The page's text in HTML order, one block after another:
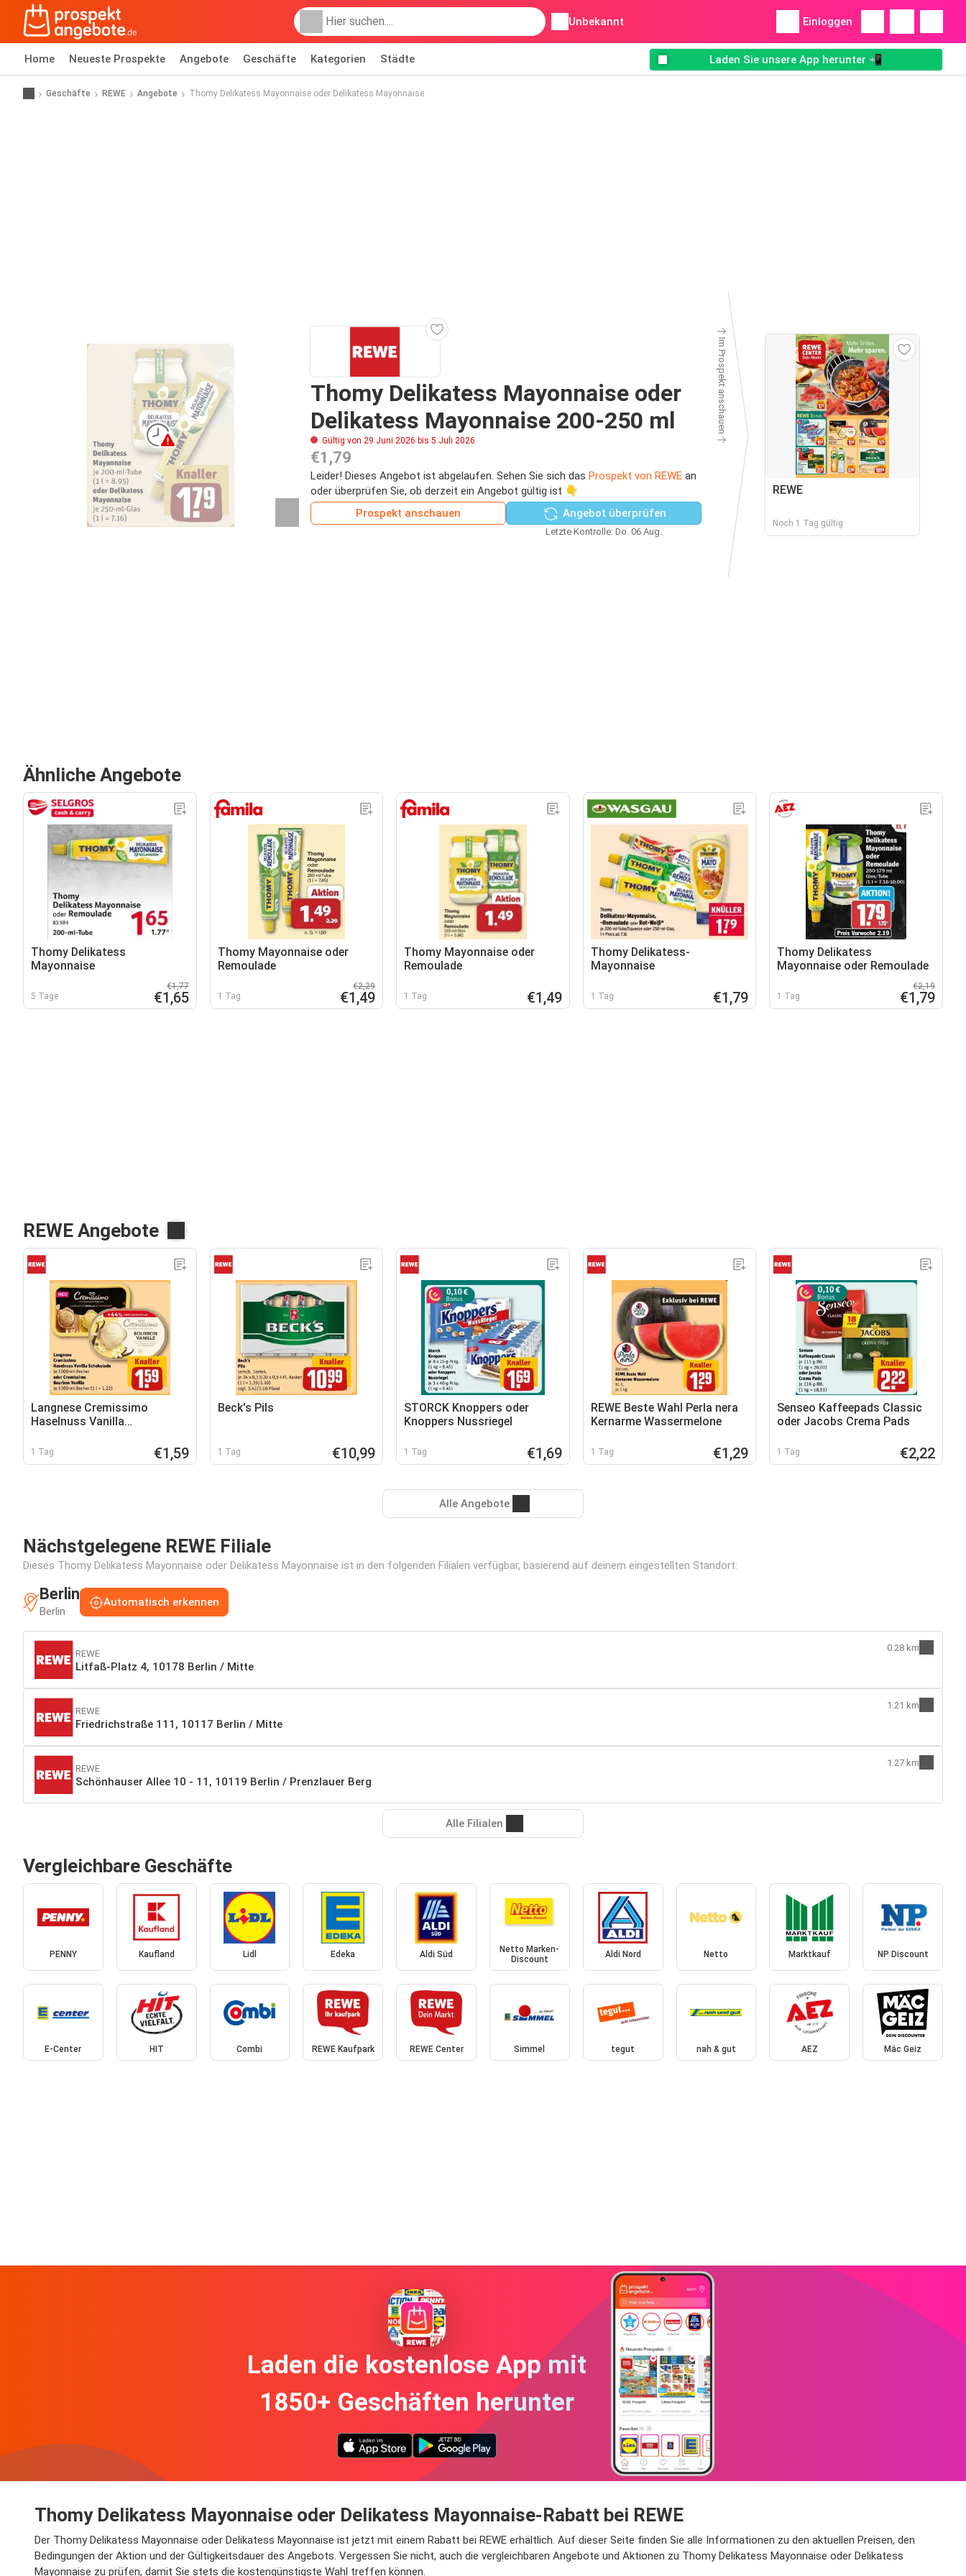
Unbekannt Einloggen
Home Neueste Prospekte Angebote Geschäfte Kategorien Städte Laden Sie unsere App herunter 📲
Geschäfte REWE Angebote Thomy Delikatess Mayonnaise oder Delikatess Mayonnaise
Thomy Delikatess Mayonnaise oder
Delikatess Mayonnaise 200-250 ml
Gültig von 29 Juni 2026 bis 5 Juli 2026
€1,79
Leider! Dieses Angebot ist abgelaufen. Sehen Sie sich das Prospekt von REWE an
oder überprüfen Sie, ob derzeit ein Angebot gültig ist 👇
Prospekt anschauen
Angebot überprüfen
Letzte Kontrolle: Do. 06 Aug.
Im Prospekt anschauen
REWE
Noch 1 Tag gültig
Ähnliche Angebote
Thomy Delikatess
Mayonnaise
5 Tage
€1,77
€1,65
Thomy Mayonnaise oder
Remoulade
1 Tag
€2,29
€1,49
Thomy Mayonnaise oder
Remoulade
1 Tag €1,49
Thomy Delikatess-
Mayonnaise
1 Tag €1,79
Thomy Delikatess
Mayonnaise oder Remoulade
1 Tag
€2,19
€1,79
REWE Angebote
Langnese Cremissimo
Haselnuss Vanilla
Bourbon Vanille
1 Tag €1,59
Beck's Pils
1 Tag €10,99
STORCK Knoppers oder
Knoppers Nussriegel
1 Tag €1,69
REWE Beste Wahl Perla nera
Kernarme Wassermelone
1 Tag €1,29
Senseo Kaffeepads Classic
oder Jacobs Crema Pads
1 Tag €2,22
Alle Angebote
Nächstgelegene REWE Filiale
Dieses Thomy Delikatess Mayonnaise oder Delikatess Mayonnaise ist in den folgenden Filialen verfügbar, basierend auf deinem eingestellten Standort:
Berlin
Berlin
Automatisch erkennen
REWE
Litfaß-Platz 4, 10178 Berlin / Mitte
0.28 km
REWE
Friedrichstraße 111, 10117 Berlin / Mitte
1.21 km
REWE
Schönhauser Allee 10 - 11, 10119 Berlin / Prenzlauer Berg
1.27 km
Alle Filialen
Vergleichbare Geschäfte
PENNY Kaufland Lidl Edeka Aldi Süd
Netto Marken-
Discount
Aldi Nord Netto Marktkauf NP Discount
E-Center HIT Combi REWE Kaufpark REWE Center Simmel tegut nah & gut AEZ Mäc Geiz
Laden die kostenlose App mit
1850+ Geschäften herunter
Thomy Delikatess Mayonnaise oder Delikatess Mayonnaise-Rabatt bei REWE
Der Thomy Delikatess Mayonnaise oder Delikatess Mayonnaise ist jetzt mit einem Rabatt bei REWE erhältlich. Auf dieser Seite finden Sie alle Informationen zu den aktuellen Preisen, den
Bedingungen der Aktion und der Gültigkeitsdauer des Angebots. Vergessen Sie nicht, auch die vergleichbaren Angebote und Aktionen zu Thomy Delikatess Mayonnaise oder Delikatess
Mayonnaise zu prüfen, damit Sie stets die kostengünstigste Wahl treffen können.